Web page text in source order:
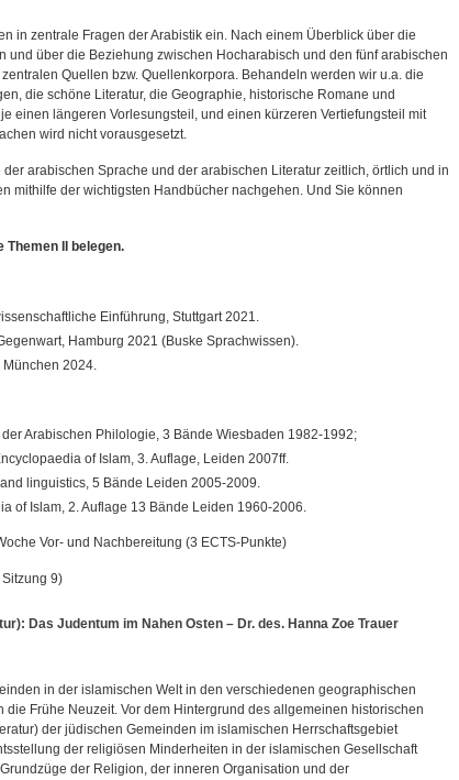
in zentrale Fragen der Arabistik ein. Nach einem Überblick über die
über die Beziehung zwischen Hocharabisch und den fünf arabischen
Quellen bzw. Quellenkorpora. Behandeln werden wir u.a. die
die schöne Literatur, die Geographie, historische Romane und
einen längeren Vorlesungsteil, und einen kürzeren Vertiefungsteil mit
wird nicht vorausgesetzt.
arabischen Sprache und der arabischen Literatur zeitlich, örtlich und in
mithilfe der wichtigsten Handbücher nachgehen. Und Sie können
II belegen.
Einführung, Stuttgart 2021.
Hamburg 2021 (Buske Sprachwissen).
München 2024.
Arabischen Philologie, 3 Bände Wiesbaden 1982-1992;
of Islam, 3. Auflage, Leiden 2007ff.
linguistics, 5 Bände Leiden 2005-2009.
of Islam, 2. Auflage 13 Bände Leiden 1960-2006.
Vor- und Nachbereitung (3 ECTS-Punkte)
9)
Das Judentum im Nahen Osten – Dr. des. Hanna Zoe Trauer
in der islamischen Welt in den verschiedenen geographischen
Frühe Neuzeit. Vor dem Hintergrund des allgemeinen historischen
der jüdischen Gemeinden im islamischen Herrschaftsgebiet
der religiösen Minderheiten in der islamischen Gesellschaft
der Religion, der inneren Organisation und der